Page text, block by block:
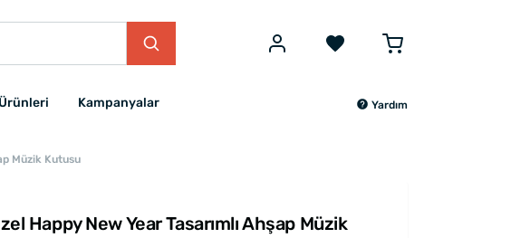
Kampanyalar Yardım
Müzik Kutusu
Happy New Year Tasarımlı Ahşap Müzik